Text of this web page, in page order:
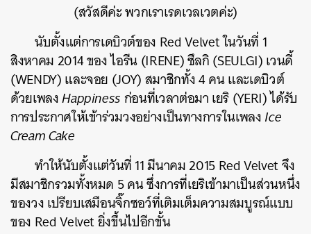
(สวัสดีค่ะ พวกเราเรดเวลเวตค่ะ)
นับตั้งแต่การเดบิวต์ของ Red Velvet ในวันที่ 1
สิงหาคม 2014 ของ ไอรีน (IRENE) ซึลกิ (SEULGI) เวนดี้
(WENDY) และจอย (JOY) สมาชิกทั้ง 4 คน และเดบิวต์
ด้วยเพลงHappinessก่อนที่เวลาต่อมา เยริ (YERI) ได้รับ
การประกาศให้เข้าร่วมวงอย่างเป็นทางการในเพลงIce
Cream Cake
ทำให้นับตั้งแต่วันที่ 11 มีนาคม 2015 Red Velvet จึง
มีสมาชิกรวมทั้งหมด 5 คน ซึ่งการที่เยริเข้ามาเป็นส่วนหนึ่ง
ของวง เปรียบเสมือนจิ๊กซอว์ที่เติมเต็มความสมบูรณ์แบบ
ของ Red Velvet ยิ่งขึ้นไปอีกขั้น